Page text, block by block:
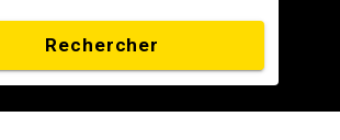
Rechercher